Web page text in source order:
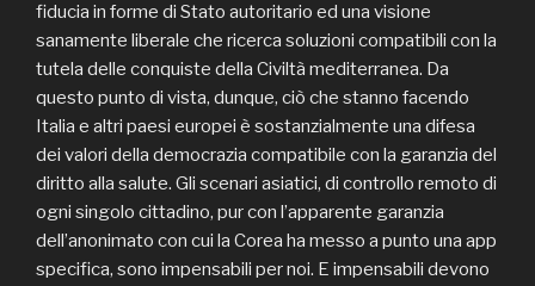
fiducia in forme di Stato autoritario ed una visione
sanamente liberale che ricerca soluzioni compatibili con la
tutela delle conquiste della Civiltà mediterranea. Da
questo punto di vista, dunque, ciò che stanno facendo
Italia e altri paesi europei è sostanzialmente una difesa
dei valori della democrazia compatibile con la garanzia del
diritto alla salute. Gli scenari asiatici, di controllo remoto di
ogni singolo cittadino, pur con l’apparente garanzia
dell’anonimato con cui la Corea ha messo a punto una app
specifica, sono impensabili per noi. E impensabili devono